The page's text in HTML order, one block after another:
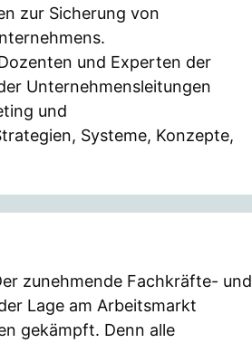
zur Sicherung von
und Experten der
Unternehmensleitungen
und
Systeme, Konzepte,
zunehmende Fachkräfte- und
Lage am Arbeitsmarkt
gekämpft. Denn alle